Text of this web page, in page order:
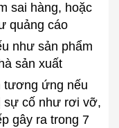
sai hàng, hoặc
quảng cáo
như sản phẩm
sản xuất
tương ứng nếu
sự cố như rơi vỡ,
gây ra trong 7